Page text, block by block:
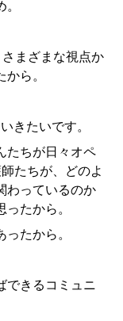
まざまな視点か
ら。
きたいです。
たちが日々オペ
たちが、どのよ
わっているのか
たから。
たから。
できるコミュニ